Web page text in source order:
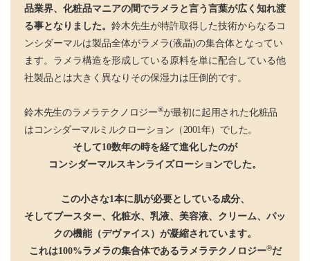
品業界、化粧品マニアの間でラメラと言う言葉が広く知れ渡
る事となりました。 鈴木先生が特許取得した技術からなるコ
ンシダーマルは製品全体がラメラ(液晶)の集合体となってい
ます。ラメラ構造を形成している原料を単に配合している他
社製品とは大きく異なりその保湿力は圧倒的です。
鈴木先生のラメラテクノロジー®が最初に起用された化粧品
はコンシダーマルミルクローション（2001年）でした。
そして10数年の時を経て進化したのが
コンシダーマルスキンライズローションでした。
この小さな1本に肌が必要としている成分、
そしてブースター、化粧水、乳液、美容液、クリーム、パッ
クの機能（デヴァイス）が凝縮されています。
これは100%ラメラの集合体であるラメラテクノロジー®だ